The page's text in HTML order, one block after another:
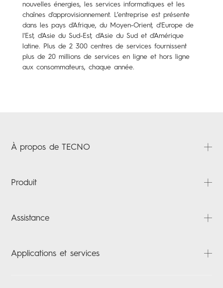
nouvelles énergies, les services informatiques et les
chaînes d'approvisionnement. L’entreprise est présente
dans les pays d'Afrique, du Moyen-Orient, d'Europe de
l'Est, d'Asie du Sud-Est, d'Asie du Sud et d'Amérique
latine. Plus de 2 300 centres de services fournissent
plus de 20 millions de services en ligne et hors ligne
aux consommateurs, chaque année.
À propos de TECNO
Produit
Assistance
Applications et services